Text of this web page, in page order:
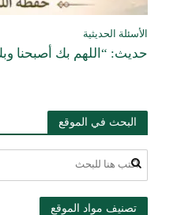
الأسئلة الحديثية
حديث: “اللهم بك أصبحنا
البحث في الموقع
تصنيف مواد الموقع